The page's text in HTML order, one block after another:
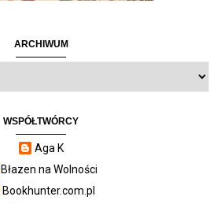
ARCHIWUM
WSPÓŁTWÓRCY
Aga K
Błazen na Wolności
Bookhunter.com.pl